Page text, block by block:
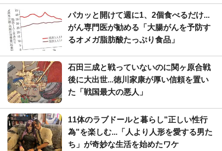
パカッと開けて週に1、2個食べるだけ...
がん専門医が勧める「大腸がんを予防す
るオメガ脂肪酸たっぷり食品」
石田三成と戦っていないのに関ヶ原合戦
後に大出世...徳川家康が厚い信頼を置い
た「戦国最大の悪人」
11体のラブドールと暮らし"正しい性行
為"を楽しむ...「人より人形を愛する男た
ち」が奇妙な生活を始めたワケ